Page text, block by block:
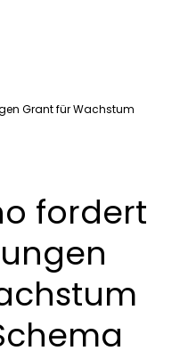
Grant für Wachstum
fordert